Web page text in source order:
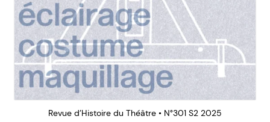
Revue d’Histoire du Théâtre • N°301 S2 2025